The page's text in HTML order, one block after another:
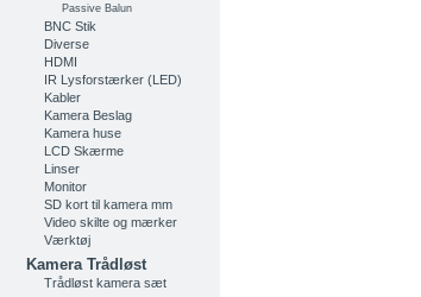
Passive Balun
BNC Stik
Diverse
HDMI
IR Lysforstærker (LED)
Kabler
Kamera Beslag
Kamera huse
LCD Skærme
Linser
Monitor
SD kort til kamera mm
Video skilte og mærker
Værktøj
Kamera Trådløst
Trådløst kamera sæt